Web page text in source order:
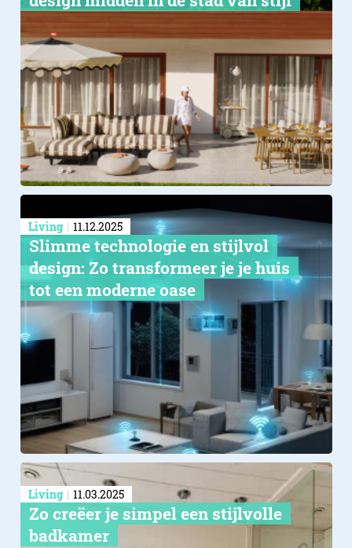
Living 11.12.2025
Slimme technologie en stijlvol
design: Zo transformeer je je huis
tot een moderne oase
Living 11.03.2025
Zo creëer je simpel een stijlvolle
badkamer